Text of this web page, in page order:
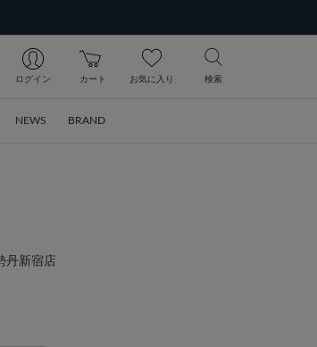
ログイン カート お気に入り 検索
NEWS BRAND
丹新宿店